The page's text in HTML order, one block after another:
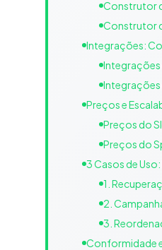
Construtor
Construtor
Integrações:
Integrações
Preços e
Preços do
Preços do
3 Casos de
1.
2.
3.
Conformidade